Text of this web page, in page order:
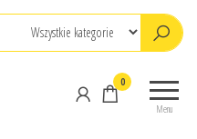
Menu
0